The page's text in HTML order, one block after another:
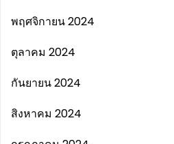
พฤศจิกายน 2024
ตุลาคม 2024
กันยายน 2024
สิงหาคม 2024